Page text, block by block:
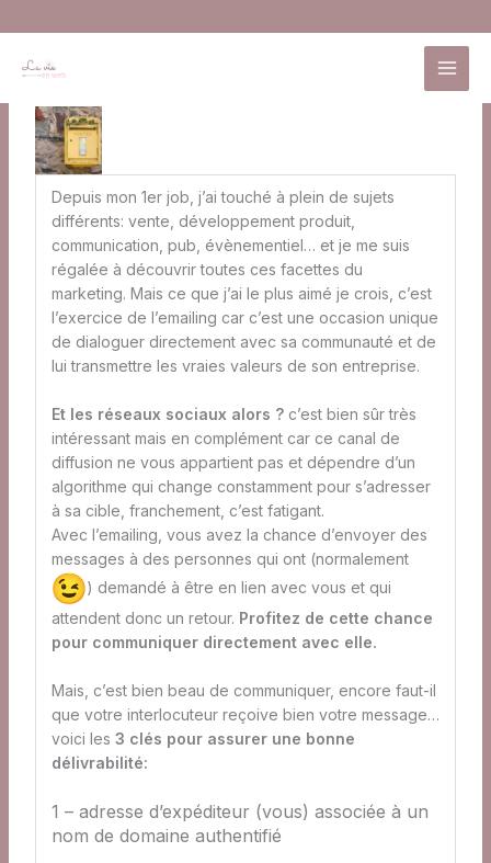
Choisir un gestionnaire d'email sérieux
Depuis mon 1er job, j’ai touché à plein de sujets
différents: vente, développement produit,
communication, pub, évènementiel… et je me suis
régalée à découvrir toutes ces facettes du
marketing. Mais ce que j’ai le plus aimé je crois, c’est
l’exercice de l’emailing car c’est une occasion unique
de dialoguer directement avec sa communauté et de
lui transmettre les vraies valeurs de son entreprise.
Et les réseaux sociaux alors ?c’est bien sûr très
intéressant mais en complément car ce canal de
diffusion ne vous appartient pas et dépendre d’un
algorithme qui change constamment pour s’adresser
à sa cible, franchement, c’est fatigant.
Avec l’emailing, vous avez la chance d’envoyer des
messages à des personnes qui ont (normalement
) demandé à être en lien avec vous et qui
attendent donc un retour. Profitez de cette chance
pour communiquer directement avec elle.
Mais, c’est bien beau de communiquer, encore faut-il
que votre interlocuteur reçoive bien votre message…
voici les 3 clés pour assurer une bonne
délivrabilité:
1 – adresse d’expéditeur (vous) associée à un
nom de domaine authentifié